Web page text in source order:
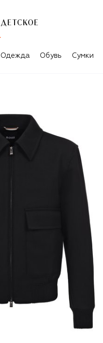
ДЕТСКОЕ
Одежда Обувь Сумки